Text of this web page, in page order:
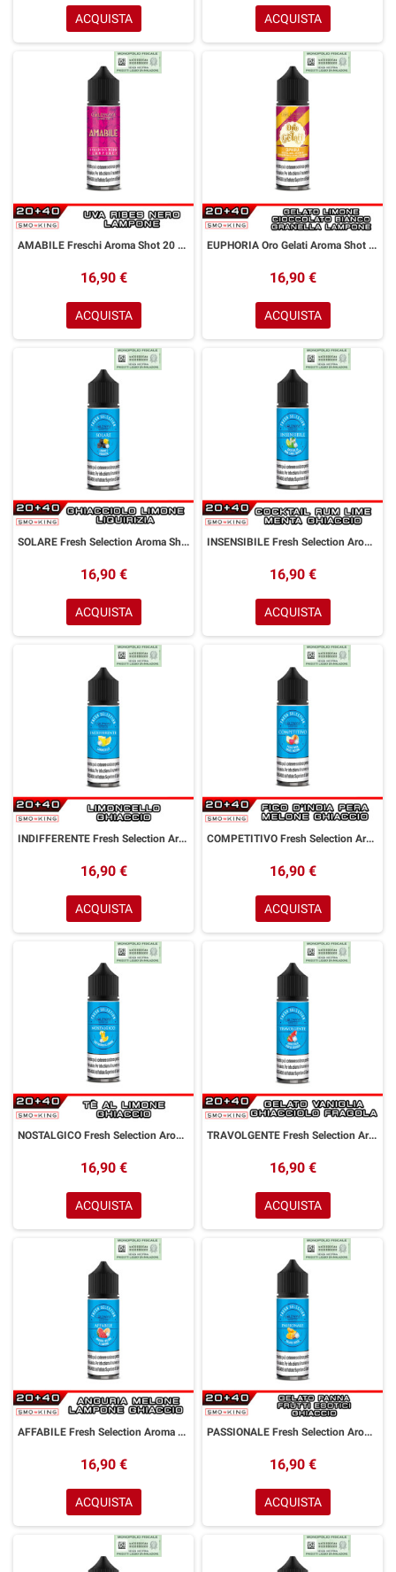
ACQUISTA ACQUISTA
AMABILE Freschi Aroma Shot 20 ml GOLDWAVE Uva Ribes Nero Lampone
16,90 €
ACQUISTA
EUPHORIA Oro Gelati Aroma Shot 20 ml GOLDWAVE Gelato Limone Cioccolato Bianco Granella Lampone
16,90 €
ACQUISTA
SOLARE Fresh Selection Aroma Shot 20 ml GOLDWAVE Ghiacciolo Limone Liquirizia
16,90 €
ACQUISTA
INSENSIBILE Fresh Selection Aroma Shot 20 ml GOLDWAVE Cocktail Rum Lime Menta
16,90 €
ACQUISTA
INDIFFERENTE Fresh Selection Aroma Shot 20 ml GOLDWAVE Limoncello Ice
16,90 €
ACQUISTA
COMPETITIVO Fresh Selection Aroma Shot 20 ml GOLDWAVE Fico d'India Pera Melone Ice
16,90 €
ACQUISTA
NOSTALGICO Fresh Selection Aroma Shot 20 ml GOLDWAVE Tè al Limone Ice
16,90 €
ACQUISTA
TRAVOLGENTE Fresh Selection Aroma Shot 20 ml GOLDWAVE Gelato Vaniglia Ghiacciolo Fragola
16,90 €
ACQUISTA
AFFABILE Fresh Selection Aroma Shot 20 ml GOLDWAVE Anguria Melone Lampone Ice
16,90 €
ACQUISTA
PASSIONALE Fresh Selection Aroma Shot 20 ml GOLDWAVE Gelato Panna Frutti Esotici
16,90 €
ACQUISTA